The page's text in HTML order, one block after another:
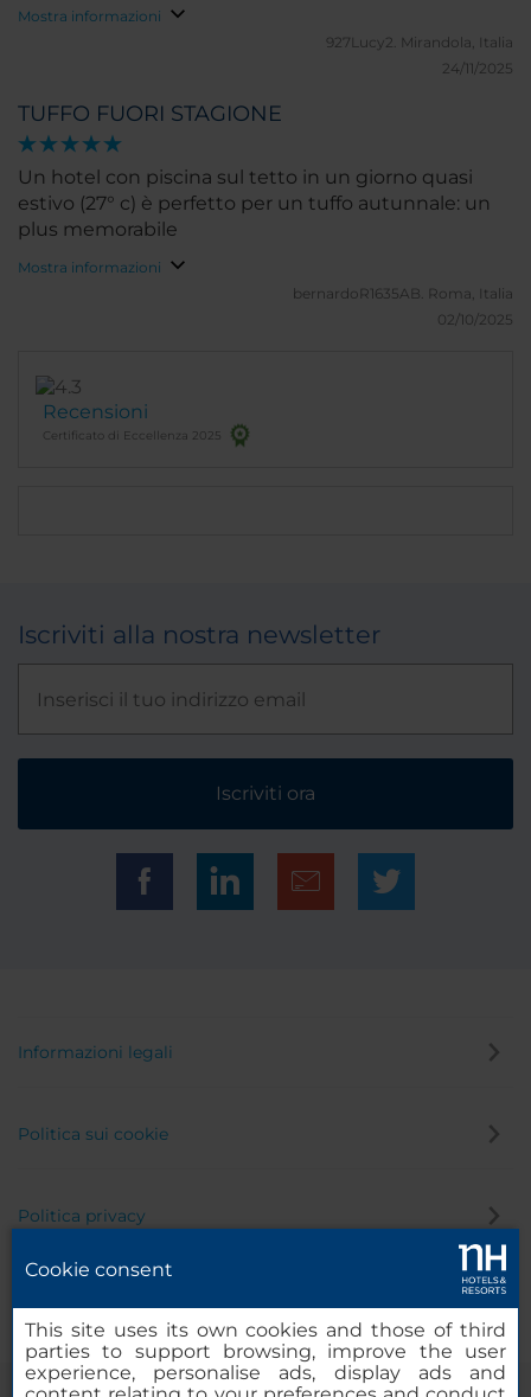
molto gradevole . Abitualmente prenotiamo la
junior suite, molto confortevole, dove l’unica pecca
e’ la mancanza degli asciugamani per il bidè. Prima
qualità del caffè. Personale gentile ed efficiente.
Mostra informazioni
927Lucy2. Mirandola, Italia
24/11/2025
TUFFO FUORI STAGIONE
Un hotel con piscina sul tetto in un giorno quasi
estivo (27° c) è perfetto per un tuffo autunnale: un
plus memorabile
Mostra informazioni
bernardoR1635AB. Roma, Italia
02/10/2025
Recensioni
Certificato di Eccellenza 2025
Iscriviti alla nostra newsletter
Iscriviti ora
Informazioni legali
Politica sui cookie
Politica privacy
Cookie consent
This site uses its own cookies and those of third
parties to support browsing, improve the user
experience, personalise ads, display ads and